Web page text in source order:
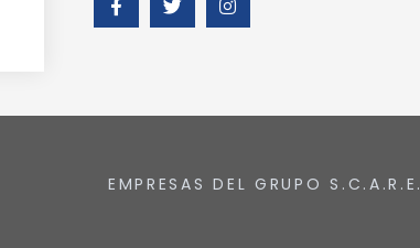
EMPRESAS DEL GRUPO S.C.A.R.E.